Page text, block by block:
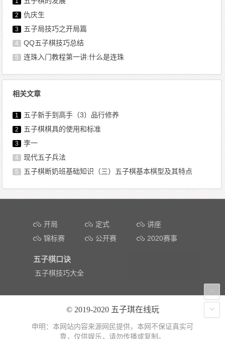
2 仇庆生
3 五子局技巧之开局篇
4 QQ五子棋技巧总结
5 连珠入门教程第一讲:什么是连珠
相关文章
1 五子新手到高手（3）品行修养
2 五子棋棋具的使用和标准
3 李一
4 现代五子兵法
5 五子棋断奶班基础知识（三）五子棋基本棋型及其特点
文章导航
开局 定式
讲座
锦标赛
公开赛 2020赛事
五子棋口诀
五子棋技巧大全
© 2019-2020 五子琪在线玩
申明：本网站内容来源网民提供，本网不保证真实可
靠，仅供娱乐，请勿传播或复制。